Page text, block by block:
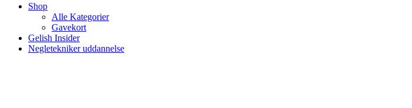
Shop
Alle Kategorier
Gavekort
Gelish Insider
Negletekniker uddannelse